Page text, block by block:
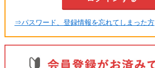
⇒パスワード、登録情報を忘れてしまった方